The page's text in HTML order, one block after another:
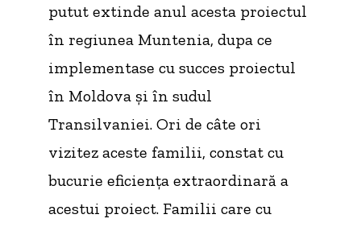
putut extinde anul acesta proiectul
în regiunea Muntenia, dupa ce
implementase cu succes proiectul
în Moldova și în sudul
Transilvaniei. Ori de câte ori
vizitez aceste familii, constat cu
bucurie eficiența extraordinară a
acestui proiect. Familii care cu